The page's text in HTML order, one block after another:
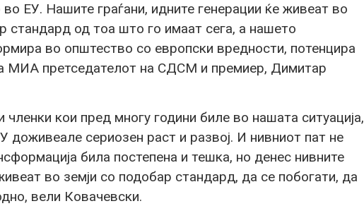
ЕУ. Нашите граѓани, идните генерации ќе живеат во
стандард од тоа што го имаат сега, а нашето
во општество со европски вредности, потенцира
МИА претседателот на СДСМ и премиер, Димитар
членки кои пред многу години биле во нашата ситуација,
доживеале сериозен раст и развој. И нивниот пат не
била постепена и тешка, но денес нивните
во земји со подобар стандард, да се побогати, да
вели Ковачевски.